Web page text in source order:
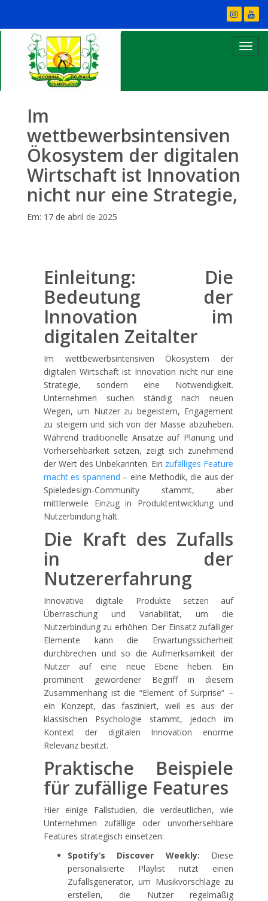
Im
wettbewerbsintensiven
Ökosystem der digitalen
Wirtschaft ist Innovation
nicht nur eine Strategie,
Em: 17 de abril de 2025
Einleitung: Die
Bedeutung der
Innovation im
digitalen Zeitalter
Im wettbewerbsintensiven Ökosystem der
digitalen Wirtschaft ist Innovation nicht nur eine
Strategie, sondern eine Notwendigkeit.
Unternehmen suchen ständig nach neuen
Wegen, um Nutzer zu begeistern, Engagement
zu steigern und sich von der Masse abzuheben.
Während traditionelle Ansätze auf Planung und
Vorhersehbarkeit setzen, zeigt sich zunehmend
der Wert des Unbekannten. Ein zufälliges Feature
macht es spannend – eine Methodik, die aus der
Spieledesign-Community stammt, aber
mittlerweile Einzug in Produktentwicklung und
Nutzerbindung hält.
Die Kraft des Zufalls
in der
Nutzererfahrung
Innovative digitale Produkte setzen auf
Überraschung und Variabilität, um die
Nutzerbindung zu erhöhen. Der Einsatz zufälliger
Elemente kann die Erwartungssicherheit
durchbrechen und so die Aufmerksamkeit der
Nutzer auf eine neue Ebene heben. Ein
prominent gewordener Begriff in diesem
Zusammenhang ist die “Element of Surprise” –
ein Konzept, das fasziniert, weil es aus der
klassischen Psychologie stammt, jedoch im
Kontext der digitalen Innovation enorme
Relevanz besitzt.
Praktische Beispiele
für zufällige Features
Hier einige Fallstudien, die verdeutlichen, wie
Unternehmen zufällige oder unvorhersehbare
Features strategisch einsetzen:
Spotify’s Discover Weekly: Diese
personalisierte Playlist nutzt einen
Zufallsgenerator, um Musikvorschläge zu
erstellen, die Nutzer regelmäßig